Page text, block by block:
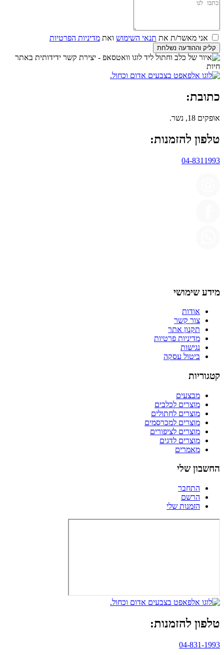
אני מאשר/ת את תנאי השימוש ואת מדיניות הפרטיות
קליק וההודעה נשלחת
כתובת:
אופקים 18, נשר.
טלפון להזמנות:
04-8311993
מידע שימושי
אודות
צור קשר
תקנון אתר
מדיניות פרטיות
נגישות
ביטול עסקה
קטגוריות
מבצעים
מוצרים לכלבים
מוצרים לחתולים
מוצרים למכרסמים
מוצרים לציפורים
מוצרים לדגים
מאמרים
החשבון שלי
התחבר
הרשם
הזמנות שלי
טלפון להזמנות:
04-831-1993